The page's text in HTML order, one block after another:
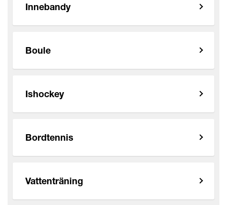
Innebandy
Boule
Ishockey
Bordtennis
Vattenträning